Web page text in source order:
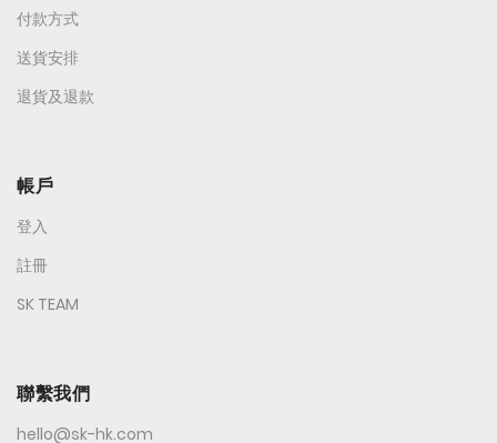
付款方式
送貨安排
退貨及退款
帳戶
登入
註冊
SK TEAM
聯繫我們
hello@sk-hk.com